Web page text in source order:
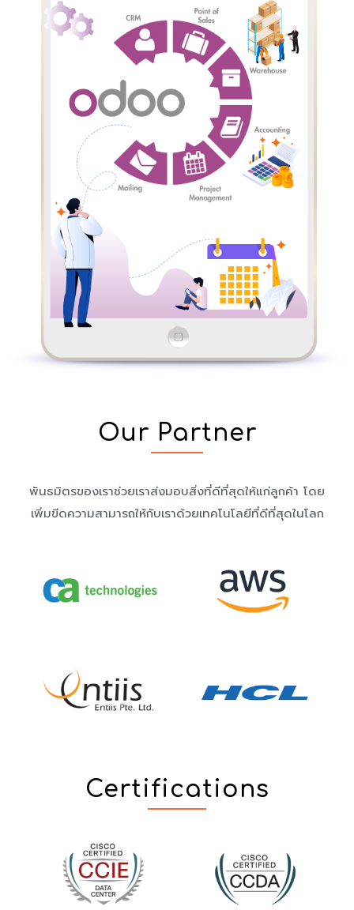
Our Partner
พันธมิตรของเราช่วยเราส่งมอบสิ่งที่ดีที่สุดให้แก่ลูกค้า โดย
เพิ่มขีดความสามารถให้กับเราด้วยเทคโนโลยีที่ดีที่สุดในโลก
Certifications